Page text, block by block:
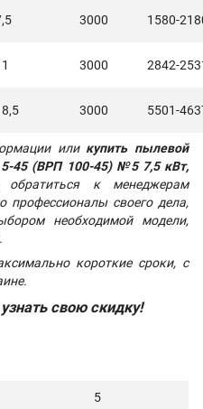
3000 1580-
3000 2842-
3000 5501-
или купить пылевой
45 (ВРП 100-45) №5 7,5 кВт,
к менеджерам
своего дела,
необходимой модели,
короткие сроки, с
свою скидку!
5